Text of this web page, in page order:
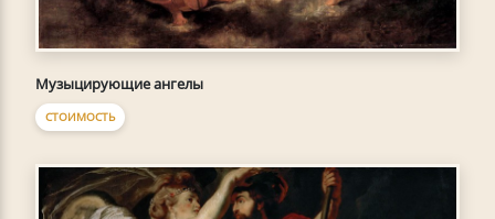
Музыцирующие ангелы
СТОИМОСТЬ